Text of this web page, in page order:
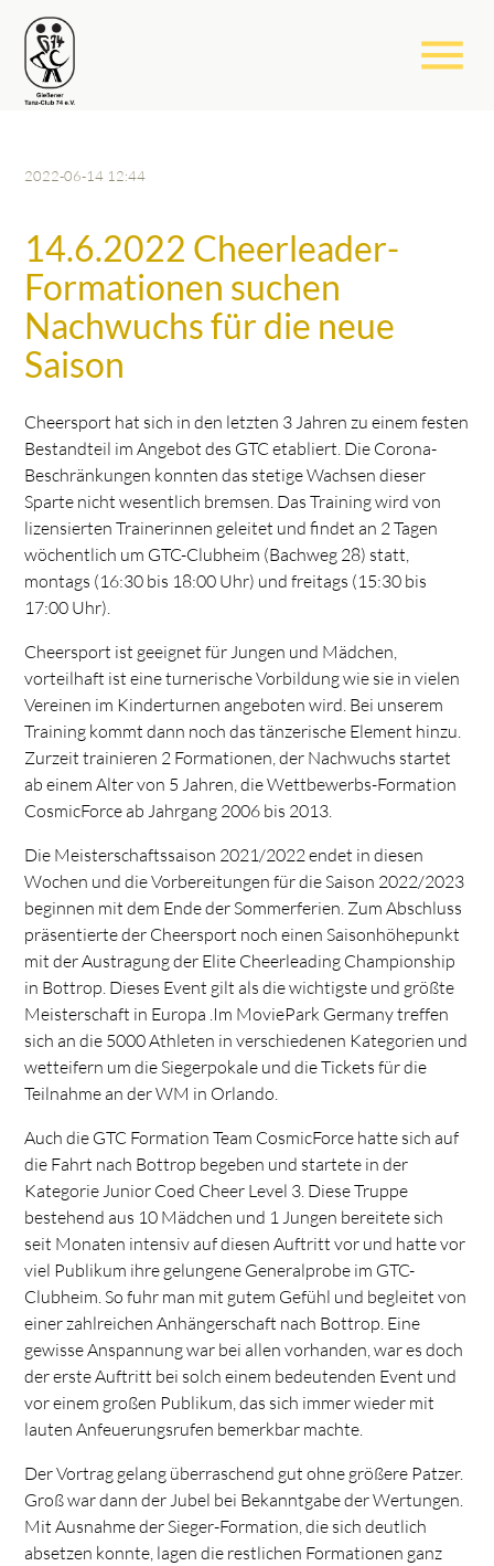
menu
2022-06-14 12:44
14.6.2022 Cheerleader-
Formationen suchen
Nachwuchs für die neue
Saison
Cheersport hat sich in den letzten 3 Jahren zu einem festen
Bestandteil im Angebot des GTC etabliert. Die Corona-
Beschränkungen konnten das stetige Wachsen dieser
Sparte nicht wesentlich bremsen. Das Training wird von
lizensierten Trainerinnen geleitet und findet an 2 Tagen
wöchentlich um GTC-Clubheim (Bachweg 28) statt,
montags (16:30 bis 18:00 Uhr) und freitags (15:30 bis
17:00 Uhr).
Cheersport ist geeignet für Jungen und Mädchen,
vorteilhaft ist eine turnerische Vorbildung wie sie in vielen
Vereinen im Kinderturnen angeboten wird. Bei unserem
Training kommt dann noch das tänzerische Element hinzu.
Zurzeit trainieren 2 Formationen, der Nachwuchs startet
ab einem Alter von 5 Jahren, die Wettbewerbs-Formation
CosmicForce ab Jahrgang 2006 bis 2013.
Die Meisterschaftssaison 2021/2022 endet in diesen
Wochen und die Vorbereitungen für die Saison 2022/2023
beginnen mit dem Ende der Sommerferien. Zum Abschluss
präsentierte der Cheersport noch einen Saisonhöhepunkt
mit der Austragung der Elite Cheerleading Championship
in Bottrop. Dieses Event gilt als die wichtigste und größte
Meisterschaft in Europa .Im MoviePark Germany treffen
sich an die 5000 Athleten in verschiedenen Kategorien und
wetteifern um die Siegerpokale und die Tickets für die
Teilnahme an der WM in Orlando.
Auch die GTC Formation Team CosmicForce hatte sich auf
die Fahrt nach Bottrop begeben und startete in der
Kategorie Junior Coed Cheer Level 3. Diese Truppe
bestehend aus 10 Mädchen und 1 Jungen bereitete sich
seit Monaten intensiv auf diesen Auftritt vor und hatte vor
viel Publikum ihre gelungene Generalprobe im GTC-
Clubheim. So fuhr man mit gutem Gefühl und begleitet von
einer zahlreichen Anhängerschaft nach Bottrop. Eine
gewisse Anspannung war bei allen vorhanden, war es doch
der erste Auftritt bei solch einem bedeutenden Event und
vor einem großen Publikum, das sich immer wieder mit
lauten Anfeuerungsrufen bemerkbar machte.
Der Vortrag gelang überraschend gut ohne größere Patzer.
Groß war dann der Jubel bei Bekanntgabe der Wertungen.
Mit Ausnahme der Sieger-Formation, die sich deutlich
absetzen konnte, lagen die restlichen Formationen ganz